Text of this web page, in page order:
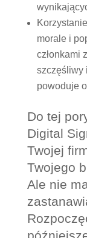
morale i
członkami
szczęśliwy
powoduje
Do tej
Digital
Twojej
Twojego
Ale nie